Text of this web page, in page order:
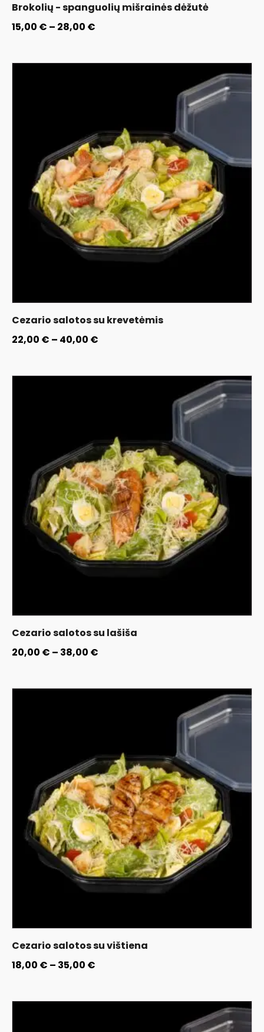
Brokolių - spanguolių mišrainės dėžutė
15,00 € – 28,00 €
Cezario salotos su krevetėmis
22,00 € – 40,00 €
Cezario salotos su lašiša
20,00 € – 38,00 €
Cezario salotos su vištiena
18,00 € – 35,00 €